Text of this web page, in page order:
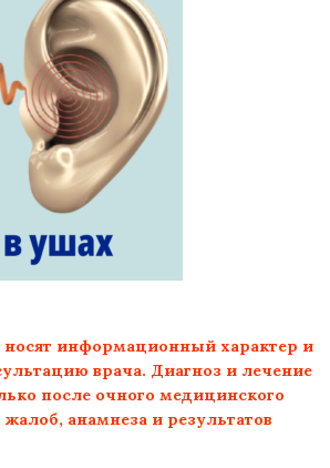
информационный характер и
врача. Диагноз и лечение
после очного медицинского
анамнеза и результатов